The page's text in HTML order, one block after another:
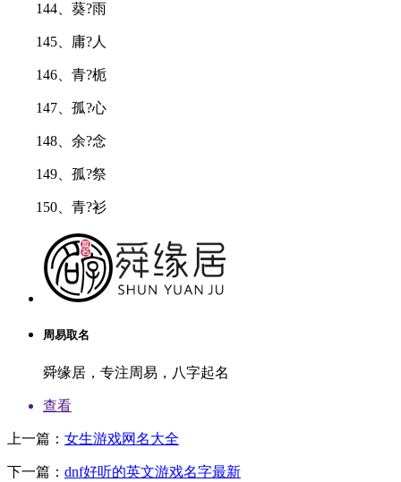
144、葵?雨
145、庸?人
146、青?栀
147、孤?心
148、余?念
149、孤?祭
150、青?衫
周易取名
舜缘居，专注周易，八字起名
查看
上一篇： 女生游戏网名大全
下一篇： dnf好听的英文游戏名字最新